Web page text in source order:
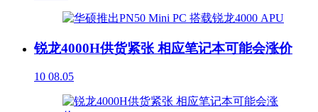
锐龙4000H供货紧张 相应笔记本可能会涨价
10 08.05